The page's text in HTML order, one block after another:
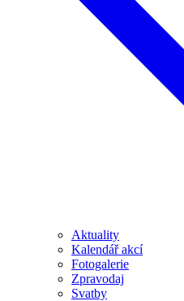
Aktuality
Kalendář akcí
Fotogalerie
Zpravodaj
Svatby